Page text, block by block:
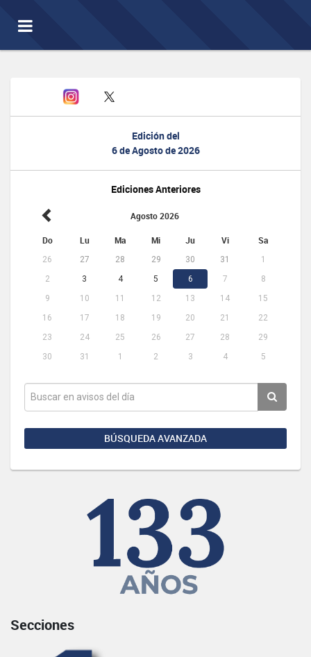
Toggle
navigation
Edición del
6 de Agosto de 2026
Ediciones Anteriores
Agosto 2026
Do Lu Ma Mi Ju Vi Sa
26 27 28 29 30 31
1
2
3 4 5 6 7
8
9
10 11 12 13 14
15
16
17 18 19 20 21
22
23
24 25 26 27 28
29
30
31 1 2 3 4 5
BÚSQUEDA AVANZADA
Secciones